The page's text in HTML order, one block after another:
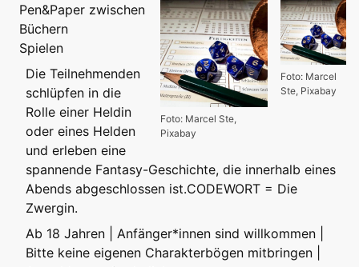
Foto: Marcel
Ste, Pixabay
Foto: Marcel Ste,
Pixabay
Pen&Paper zwischen
Büchern
Spielen
Die Teilnehmenden
schlüpfen in die
Rolle einer Heldin
oder eines Helden
und erleben eine
spannende Fantasy-Geschichte, die innerhalb eines
Abends abgeschlossen ist.CODEWORT = Die
Zwergin.
Ab 18 Jahren | Anfänger*innen sind willkommen |
Bitte keine eigenen Charakterbögen mitbringen |